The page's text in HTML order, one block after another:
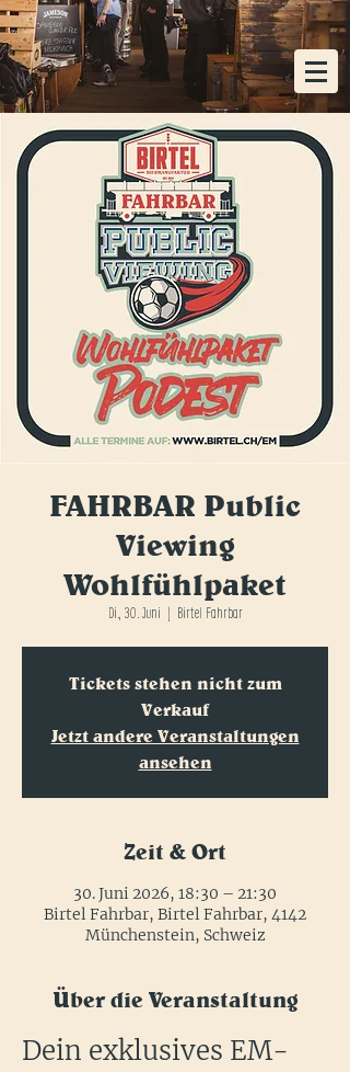
KOSTENLOSE HEIMLIEFERUNG AB EINER
BESTELLUNG VON 48x FLASCHEN
FAHRBAR Public
Viewing
Wohlfühlpaket
Di., 30. Juni Birtel Fahrbar
Tickets stehen nicht zum
Verkauf
Jetzt andere Veranstaltungen
ansehen
Zeit & Ort
30. Juni 2026, 18:30 – 21:30
Birtel Fahrbar, Birtel Fahrbar, 4142
Münchenstein, Schweiz
Über die Veranstaltung
Dein exklusives EM-